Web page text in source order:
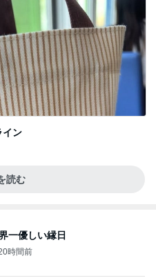
イン
読む
一優しい縁日
時間前